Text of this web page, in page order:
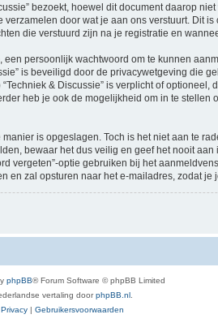
bezoekt, hoewel dit document daarop
door wat je aan ons verstuurt. Dit
die verstuurd zijn na je registratie en
persoonlijk wachtwoord om te kunnen
is beveiligd door de privacywetgeving die
& Discussie” is verplicht of optioneel,
heb je ook de mogelijkheid om in te
is opgeslagen. Toch is het niet aan te
bewaar het dus veilig en geef het nooit
vergeten”-optie gebruiken bij het
zal opsturen naar het e-mailadres, zodat je
phpBB® Forum Software © phpBB Limited
vertaling doorphpBB.nl
Privacy | Gebruikersvoorwaarden